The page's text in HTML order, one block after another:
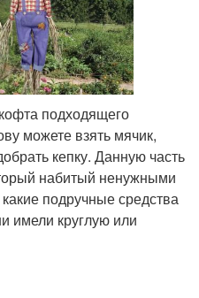
подходящего
можете взять мячик,
кепку. Данную часть
набитый ненужными
подручные средства
имели круглую или